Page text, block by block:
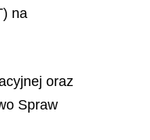
na
oraz
Spraw